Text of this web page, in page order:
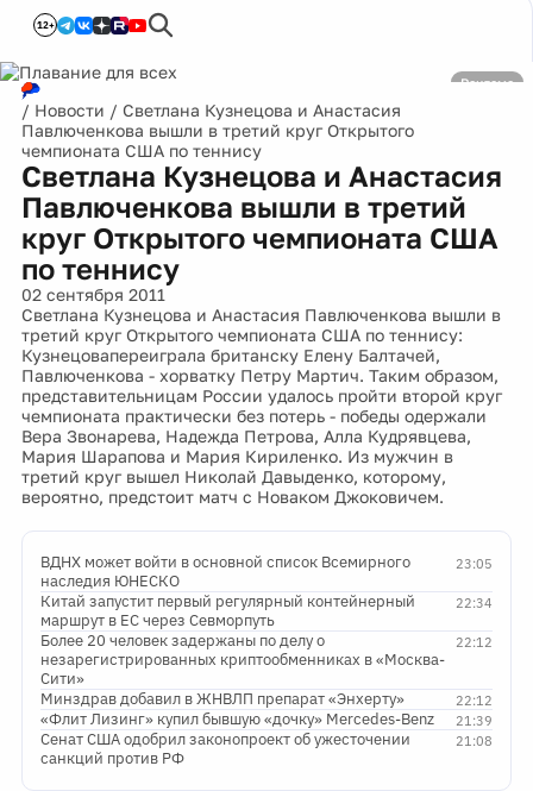
12+
Реклама
/ Новости / Светлана Кузнецова и Анастасия
Павлюченкова вышли в третий круг Открытого
чемпионата США по теннису
Светлана Кузнецова и Анастасия
Павлюченкова вышли в третий
круг Открытого чемпионата США
по теннису
02 сентября 2011
Светлана Кузнецова и Анастасия Павлюченкова вышли в
третий круг Открытого чемпионата США по теннису:
Кузнецовапереиграла британску Елену Балтачей,
Павлюченкова - хорватку Петру Мартич. Таким образом,
представительницам России удалось пройти второй круг
чемпионата практически без потерь - победы одержали
Вера Звонарева, Надежда Петрова, Алла Кудрявцева,
Мария Шарапова и Мария Кириленко. Из мужчин в
третий круг вышел Николай Давыденко, которому,
вероятно, предстоит матч с Новаком Джоковичем.
23:05
ВДНХ может войти в основной список Всемирного
наследия ЮНЕСКО
22:34
Китай запустит первый регулярный контейнерный
маршрут в ЕС через Севморпуть
22:12
Более 20 человек задержаны по делу о
незарегистрированных криптообменниках в «Москва-
Сити»
22:12
Минздрав добавил в ЖНВЛП препарат «Энхерту»
21:39
«Флит Лизинг» купил бывшую «дочку» Mercedes-Benz
21:08
Сенат США одобрил законопроект об ужесточении
санкций против РФ